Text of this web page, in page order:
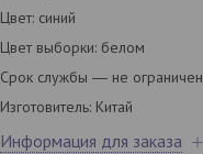
Цвет: синий
Цвет выборки: белом
Срок службы ― не ограничен
Изготовитель: Китай
Информация для заказа